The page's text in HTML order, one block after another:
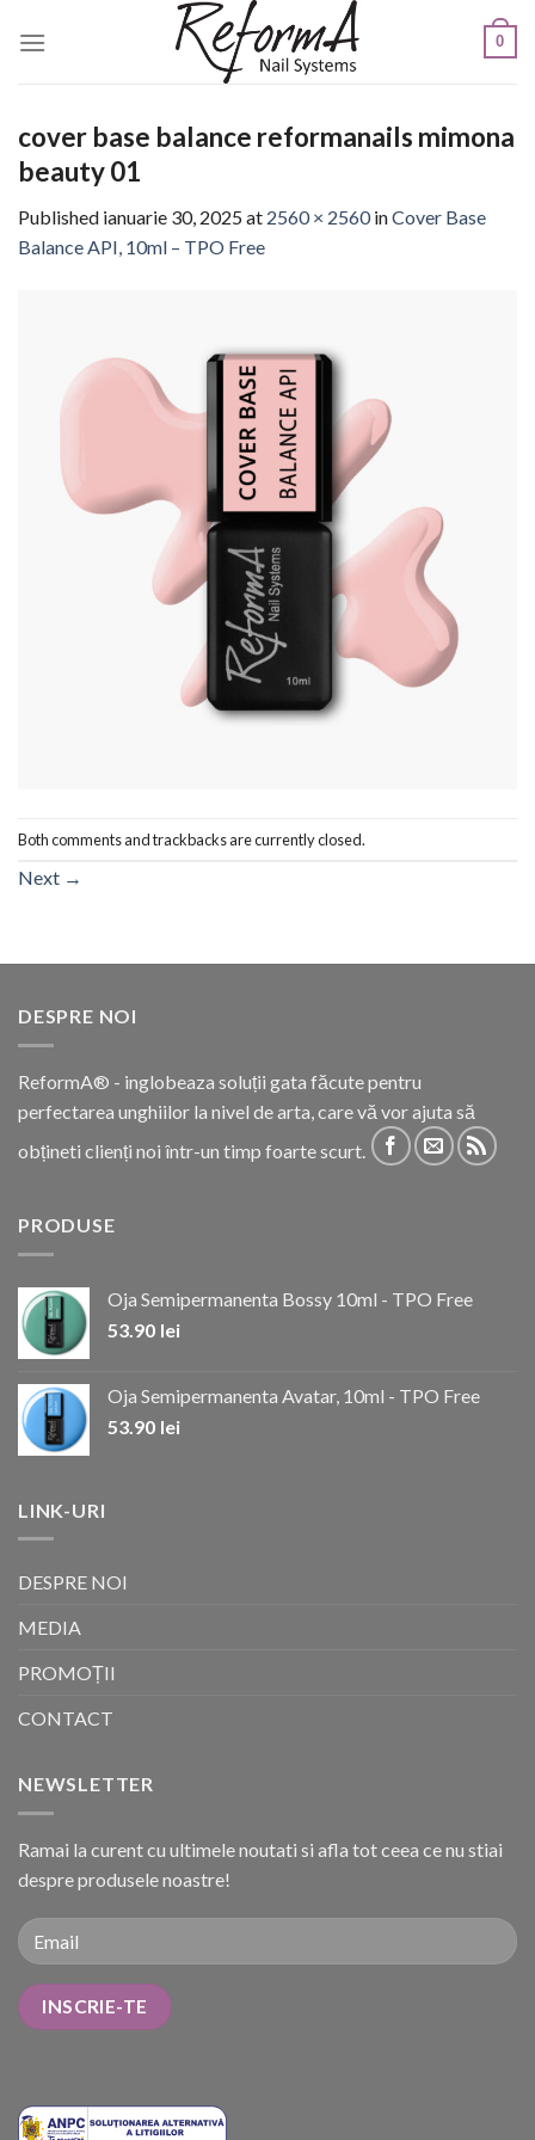
0
cover base balance reformanails mimona
beauty 01
Published ianuarie 30, 2025at 2560 × 2560inCover Base
Balance API, 10ml – TPO Free
Both comments and trackbacks are currently closed.
Next →
DESPRE NOI
ReformA® - inglobeaza soluții gata făcute pentru
perfectarea unghiilor la nivel de arta, care vă vor ajuta să
obțineti clienți noi într-un timp foarte scurt.
PRODUSE
Oja Semipermanenta Bossy 10ml - TPO Free
53.90 lei
Oja Semipermanenta Avatar, 10ml - TPO Free
53.90 lei
LINK-URI
DESPRE NOI
MEDIA
PROMOȚII
CONTACT
NEWSLETTER
Ramai la curent cu ultimele noutati si afla tot ceea ce nu stiai
despre produsele noastre!